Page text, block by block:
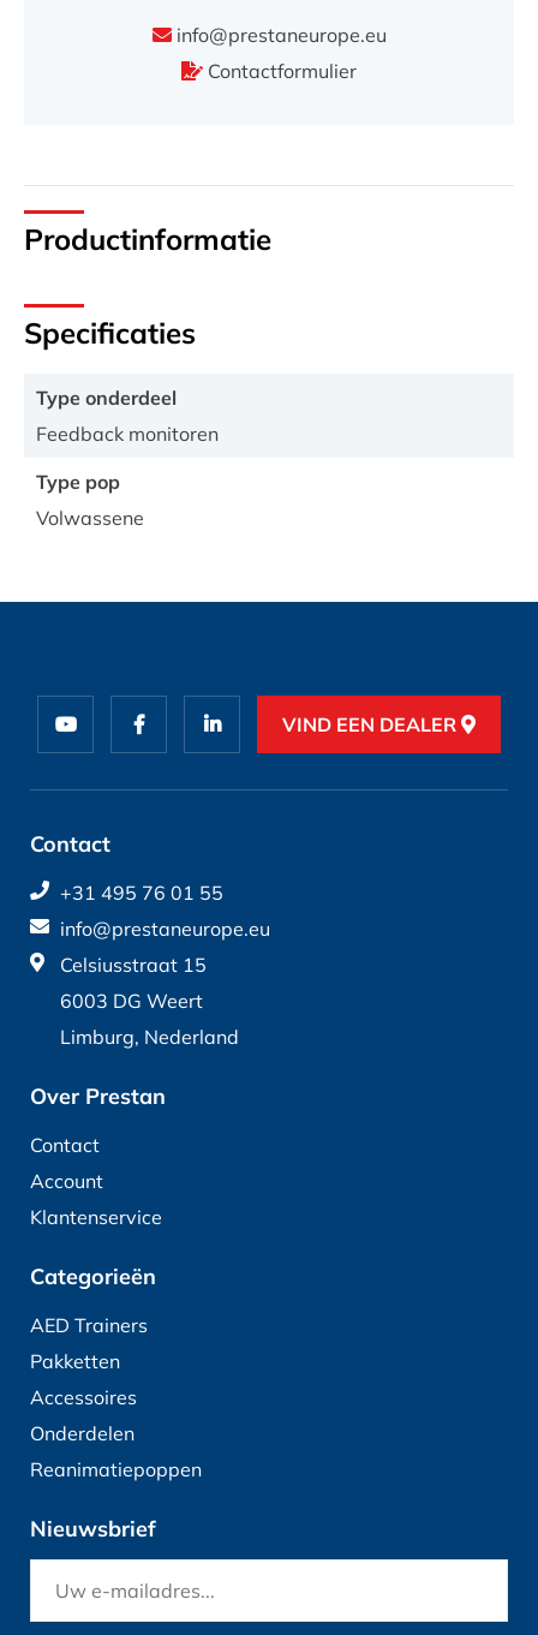
info@prestaneurope.eu
Contactformulier
Productinformatie
Specificaties
Type onderdeel
Feedback monitoren
Type pop
Volwassene
VIND EEN DEALER
Contact
+31 495 76 01 55
info@prestaneurope.eu
Celsiusstraat 15
6003 DG Weert
Limburg, Nederland
Over Prestan
Contact
Account
Klantenservice
Categorieën
AED Trainers
Pakketten
Accessoires
Onderdelen
Reanimatiepoppen
Nieuwsbrief